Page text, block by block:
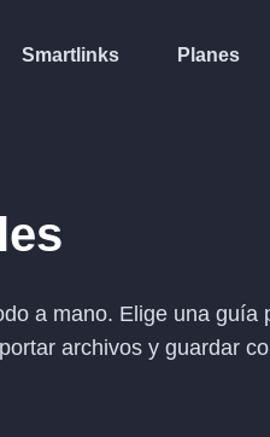
Smartlinks Planes
a mano. Elige una guía
archivos y guardar